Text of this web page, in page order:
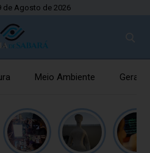
de Agosto de 2026
Meio Ambiente Gerais